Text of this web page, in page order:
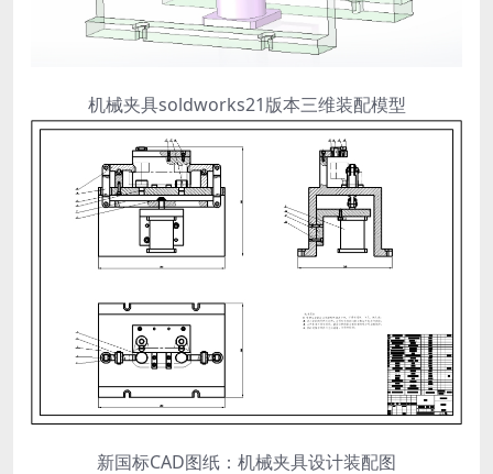
机械夹具soldworks21版本三维装配模型
新国标CAD图纸：机械夹具设计装配图